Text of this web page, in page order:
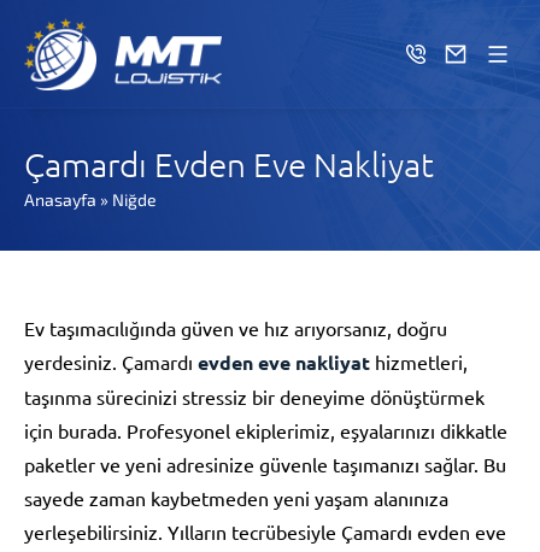
Çamardı Evden Eve Nakliyat
Anasayfa » Niğde
Ev taşımacılığında güven ve hız arıyorsanız, doğru
yerdesiniz. Çamardı evden eve nakliyat hizmetleri,
taşınma sürecinizi stressiz bir deneyime dönüştürmek
için burada. Profesyonel ekiplerimiz, eşyalarınızı dikkatle
paketler ve yeni adresinize güvenle taşımanızı sağlar. Bu
sayede zaman kaybetmeden yeni yaşam alanınıza
yerleşebilirsiniz. Yılların tecrübesiyle Çamardı evden eve